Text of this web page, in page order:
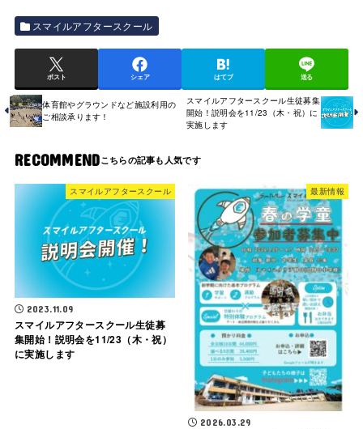
スマイルアフタースクール
ポスト シェア はてブ 送る
体育館やグラウンドなど施設利用の
ご相談承ります！
スマイルアフタースクール生徒募集
開始！説明会を11/23（木・祝）に
実施します
RECOMMEND
スマイルアフタースクール
2023.11.09
スマイルアフタースクール生徒募
集開始！説明会を11/23（木・祝）
に実施します
最新情報
2026.03.29